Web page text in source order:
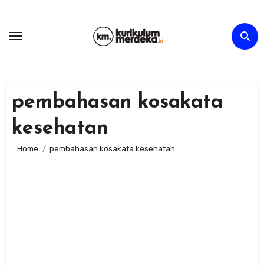
content
pembahasan kosakata
kesehatan
Home pembahasan kosakata kesehatan